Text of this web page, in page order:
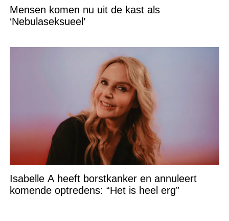
Mensen komen nu uit de kast als
‘Nebulaseksueel’
Isabelle A heeft borstkanker en annuleert
komende optredens: “Het is heel erg”